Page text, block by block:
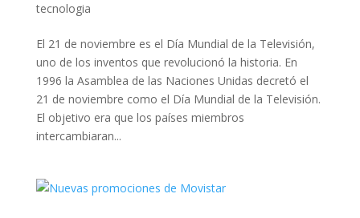
tecnologia
El 21 de noviembre es el Día Mundial de la Televisión,
uno de los inventos que revolucionó la historia. En
1996 la Asamblea de las Naciones Unidas decretó el
21 de noviembre como el Día Mundial de la Televisión.
El objetivo era que los países miembros
intercambiaran...